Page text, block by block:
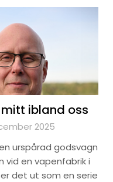
ibland oss
2025
urspårad godsvagn
vid en vapenfabrik i
det ut som en serie